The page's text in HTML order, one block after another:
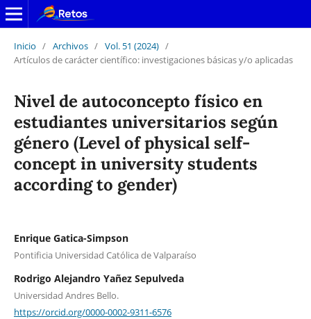
Inicio / Archivos / Vol. 51 (2024) /
Artículos de carácter científico: investigaciones básicas y/o aplicadas
Nivel de autoconcepto físico en
estudiantes universitarios según
género (Level of physical self-
concept in university students
according to gender)
Enrique Gatica-Simpson
Pontificia Universidad Católica de Valparaíso
Rodrigo Alejandro Yañez Sepulveda
Universidad Andres Bello.
https://orcid.org/0000-0002-9311-6576